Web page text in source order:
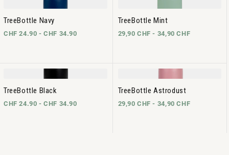
TreeBottle Navy
CHF 24.90 -CHF 34.90
TreeBottle Mint
29,90 CHF - 34,90 CHF
TreeBottle Black
CHF 24.90 -CHF 34.90
TreeBottle Astrodust
29,90 CHF - 34,90 CHF